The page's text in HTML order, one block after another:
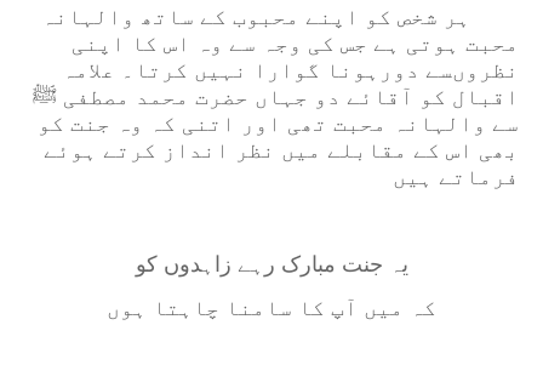
ہر شخص کو اپنے محبوب کے ساتھ والہانہ
محبت ہوتی ہے جس کی وجہ سے وہ اس کا اپنی
نظروںسے دورہونا گوارا نہیں کرتا۔ علامہ
اقبال کو آقائے دو جہاں حضرت محمد مصطفی ﷺ
سے والہانہ محبت تھی اور اتنی کہ وہ جنت کو
بھی اس کے مقابلے میں نظر انداز کرتے ہوئے
فرماتے ہیں
یہ جنت مبارک رہے زاہدوں کو
کہ میں آپ کا سامنا چاہتا ہوں